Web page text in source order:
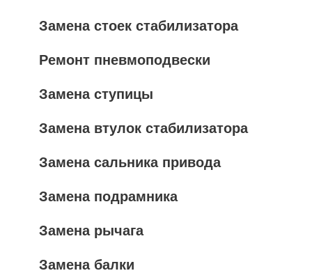
Замена стоек стабилизатора
Ремонт пневмоподвески
Замена ступицы
Замена втулок стабилизатора
Замена сальника привода
Замена подрамника
Замена рычага
Замена балки